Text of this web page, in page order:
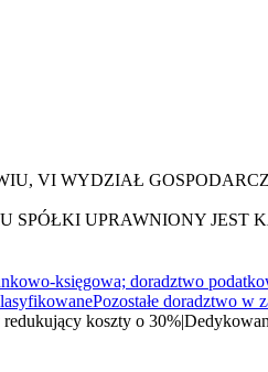
VI WYDZIAŁ
UPRAWNIONY
księgowa; doradztwo
Pozostałe doradztwo w
koszty o 30%